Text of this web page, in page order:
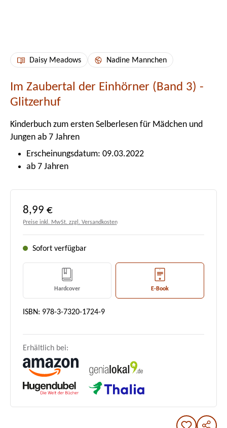
Daisy Meadows Nadine Mannchen
Im Zaubertal der Einhörner (Band 3) -
Glitzerhuf
Kinderbuch zum ersten Selberlesen für Mädchen und
Jungen ab 7 Jahren
Erscheinungsdatum: 09.03.2022
ab 7 Jahren
Regulärer Preis:
8,99 €
Preise inkl. MwSt. zzgl. Versandkosten
Sofort verfügbar
Hardcover E-Book
ISBN: 978-3-7320-1724-9
Erhältlich bei: